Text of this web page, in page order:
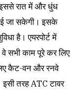
रात में और धुंध
जा सकेगी। इसके
है। एयरपोर्ट में
सभी काम पूरे कर लिए
कैट-वन और रनवे
इसी तरह ATC टावर